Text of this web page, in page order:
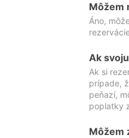
Môžem
Áno,
Ak
Ak si
prípade,
peňazí,
poplatky
Môžem